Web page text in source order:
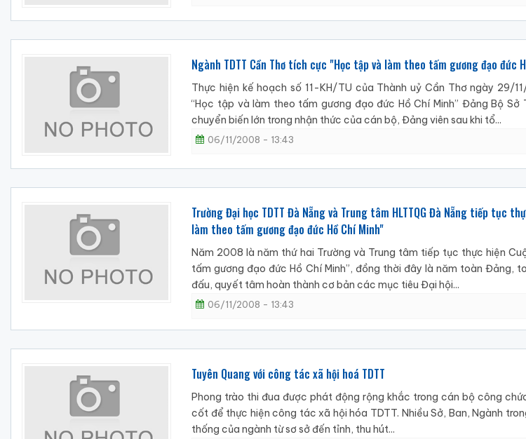
Ngành TDTT Cần Thơ tích cực "Học tập và làm theo tấm gương đạo
Thực hiện kế hoạch số 11-KH/TU của Thành uỷ Cần Thơ ngày 29/
“Học tập và làm theo tấm gương đạo đức Hồ Chí Minh” Đảng Bộ
chuyển biến lớn trong nhận thức của cán bộ, Đảng viên sau khi tổ...
06/11/2008 - 13:43
Trường Đại học TDTT Đà Nẵng và Trung tâm HLTTQG Đà Nẵng tiếp tục
làm theo tấm gương đạo đức Hồ Chí Minh"
Năm 2008 là năm thứ hai Trường và Trung tâm tiếp tục thực hiện
tấm gương đạo đức Hồ Chí Minh”, đồng thời đây là năm toàn Đảng,
đấu, quyết tâm hoàn thành cơ bản các mục tiêu Đại hội...
06/11/2008 - 13:43
Tuyên Quang với công tác xã hội hoá TDTT
Phong trào thi đua được phát động rộng khắc trong cán bộ công
cốt để thực hiện công tác xã hội hóa TDTT. Nhiều Sở, Ban, Ngành
thống của ngành từ sơ sở đến tỉnh, thu hút...